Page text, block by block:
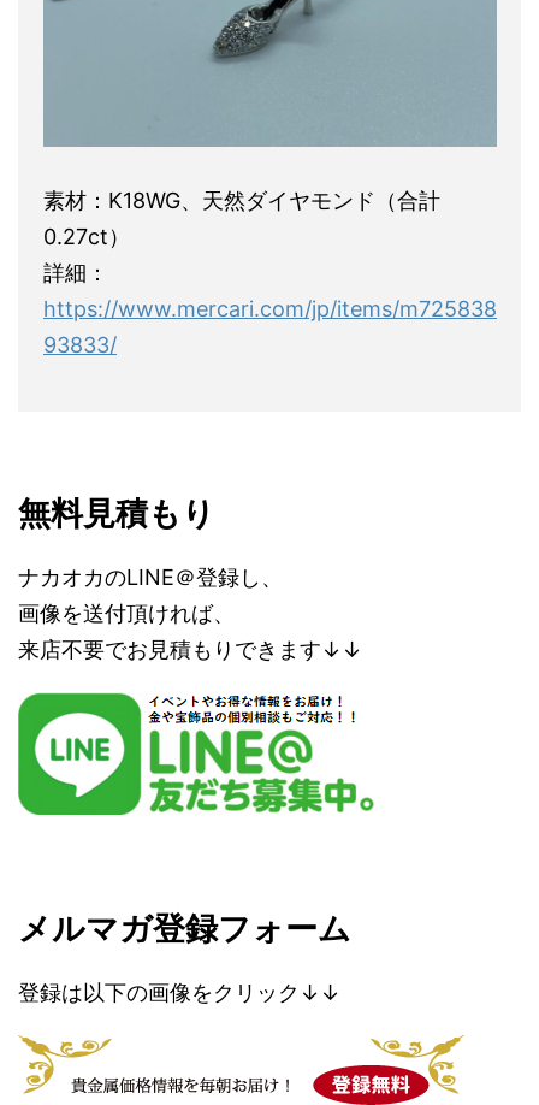
素材：K18WG、天然ダイヤモンド（合計
0.27ct）
詳細：
https://www.mercari.com/jp/items/m725838
93833/
無料見積もり
ナカオカのLINE＠登録し、
画像を送付頂ければ、
来店不要でお見積もりできます↓↓
メルマガ登録フォーム
登録は以下の画像をクリック↓↓